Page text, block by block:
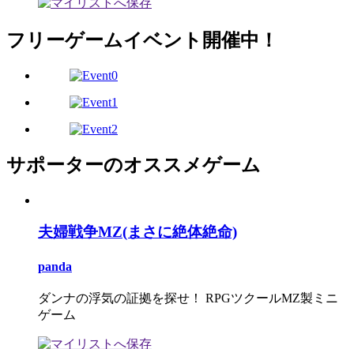
フリーゲームイベント開催中！
サポーターのオススメゲーム
夫婦戦争MZ(まさに絶体絶命)
panda
ダンナの浮気の証拠を探せ！ RPGツクールMZ製ミニ
ゲーム